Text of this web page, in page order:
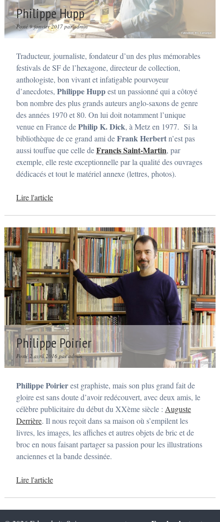
Philippe Hupp
Posté9 janvier 2017 par admin
Traducteur, journaliste, fondateur d’un des plus mémorables
festivals de SF de l’hexagone, directeur de collection,
anthologiste, bon vivant et infatigable pourvoyeur
d’anecdotes, Philippe Huppest un passionné qui a côtoyé
bon nombre des plus grands auteurs anglo-saxons de genre
des années 1970 et 80. On lui doit notamment l’unique
venue en France dePhilip K. Dick, à Metz en 1977. Si la
bibliothèque de ce grand ami deFrank Herbertn’est pas
aussi touffue que celle deFrancis Saint-Martin, par
exemple, elle reste exceptionnelle par la qualité des ouvrages
dédicacés et tout le matériel annexe (lettres, photos).
Lire l'article
Philippe Poirier
Posté 2 avril 2016 par admin
Philippe Poirierest graphiste, mais son plus grand fait de
gloire est sans doute d’avoir redécouvert, avec deux amis, le
célèbre publicitaire du début du XXème siècle : Auguste
Derrière. Il nous reçoit dans sa maison où s’empilent les
livres, les images, les affiches et autres objets de bric et de
broc en nous faisant partager sa passion pour les illustrations
anciennes et la bande dessinée.
Lire l'article